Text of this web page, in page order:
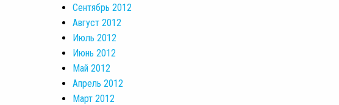
Сентябрь 2012
Август 2012
Июль 2012
Июнь 2012
Май 2012
Апрель 2012
Март 2012